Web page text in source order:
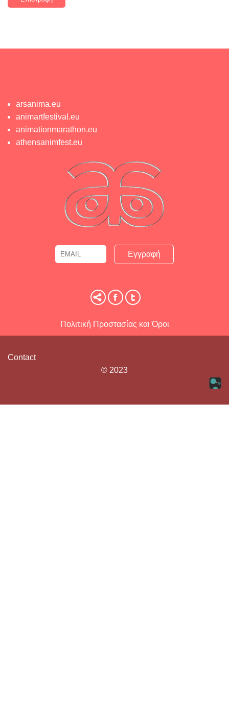
arsanima.eu
animartfestival.eu
animationmarathon.eu
athensanimfest.eu
Email Name
Πολιτική Προστασίας και Όροι
Contact
© 2023